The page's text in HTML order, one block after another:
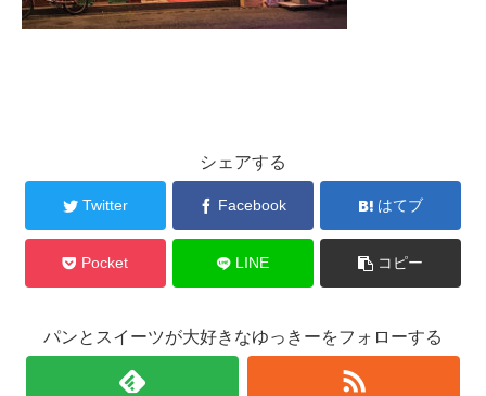
シェアする
Twitter Facebook はてブ
Pocket LINE コピー
パンとスイーツが大好きなゆっきーをフォローする